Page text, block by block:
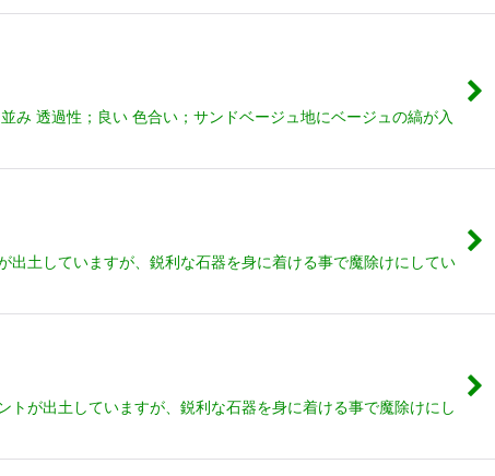
み 透過性；良い 色合い；サンドベージュ地にベージュの縞が入
土していますが、鋭利な石器を身に着ける事で魔除けにしてい
が出土していますが、鋭利な石器を身に着ける事で魔除けにし